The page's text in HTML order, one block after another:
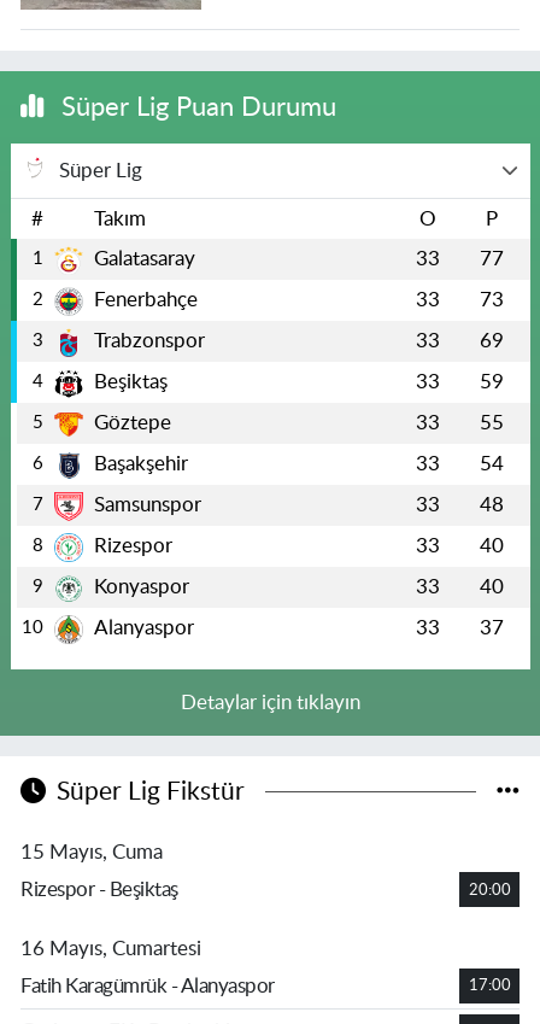
Süper Lig Puan Durumu
Süper Lig
# Takım O P
1 Galatasaray 33 77
2 Fenerbahçe 33 73
3 Trabzonspor 33 69
4 Beşiktaş 33 59
5 Göztepe 33 55
6 Başakşehir 33 54
7 Samsunspor 33 48
8 Rizespor 33 40
9 Konyaspor 33 40
10 Alanyaspor 33 37
Detaylar için tıklayın
Süper Lig Fikstür
15 Mayıs, Cuma
Rizespor - Beşiktaş
20:00
16 Mayıs, Cumartesi
Fatih Karagümrük - Alanyaspor
17:00